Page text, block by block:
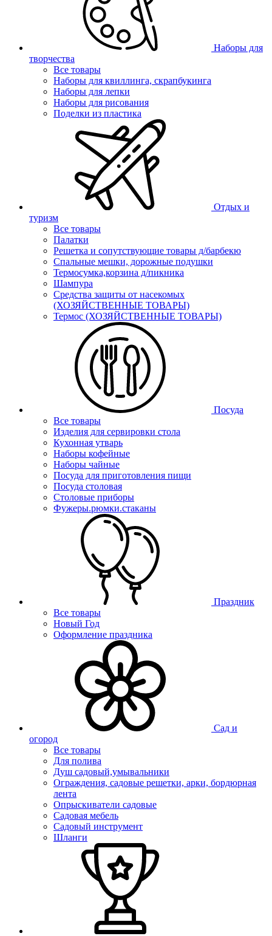
Наборы для
творчества
Все товары
Наборы для квиллинга, скрапбукинга
Наборы для лепки
Наборы для рисования
Поделки из пластика
Отдых и
туризм
Все товары
Палатки
Решетка и сопутствующие товары д/барбекю
Спальные мешки, дорожные подушки
Термосумка,корзина д/пикника
Шампура
Средства защиты от насекомых
(ХОЗЯЙСТВЕННЫЕ ТОВАРЫ)
Термос (ХОЗЯЙСТВЕННЫЕ ТОВАРЫ)
Посуда
Все товары
Изделия для сервировки стола
Кухонная утварь
Наборы кофейные
Наборы чайные
Посуда для приготовления пищи
Посуда столовая
Столовые приборы
Фужеры.рюмки.стаканы
Праздник
Все товары
Новый Год
Оформление праздника
Сад и
огород
Все товары
Для полива
Душ садовый,умывальники
Ограждения, садовые решетки, арки, бордюрная
лента
Опрыскиватели садовые
Садовая мебель
Садовый инструмент
Шланги